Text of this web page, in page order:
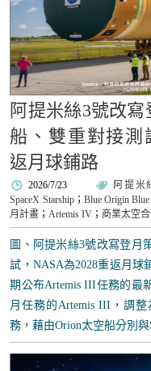
阿提米絲3號改
船、雙重對接測
返月球鋪路
2026/7/23 阿提米
SpaceX Starship； Blue Origin
月計畫 ；Artemis IV ； 商業太空
圖、阿提米絲3號改寫登月
試，NASA為2028重返月球
期公布Artemis III任務的最
月任務的Artemis III，調
務，藉由Orion太空船分別與